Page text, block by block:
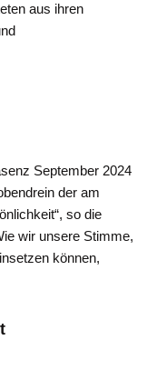
aus ihren
September 2024
der am
so die
wir unsere Stimme,
können,